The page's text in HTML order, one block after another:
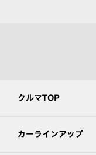
クルマTOP
カーラインアップ